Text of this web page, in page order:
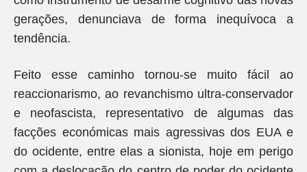
gerações, denunciava de forma inequívoca a
tendência.
Feito esse caminho tornou-se muito fácil ao
reaccionarismo, ao revanchismo ultra-conservador
e neofascista, representativo de algumas das
facções económicas mais agressivas dos EUA e
do ocidente, entre elas a sionista, hoje em perigo